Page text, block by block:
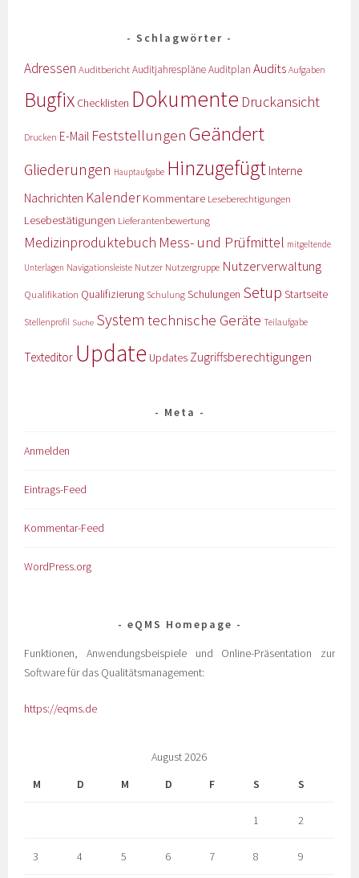
Schlagwörter
Adressen AuditberichtAuditjahrespläneAuditplan Audits Aufgaben
Bugfix Checklisten Dokumente Druckansicht
Drucken E-Mail Feststellungen Geändert
Gliederungen Hauptaufgabe Hinzugefügt Interne
Nachrichten KalenderKommentare Leseberechtigungen
Lesebestätigungen Lieferantenbewertung
Medizinproduktebuch Mess- und Prüfmittel mitgeltende
Unterlagen Navigationsleiste Nutzer Nutzergruppe Nutzerverwaltung
Qualifikation Qualifizierung Schulung Schulungen Setup Startseite
Stellenprofil Suche System technische Geräte Teilaufgabe
Texteditor Update Updates Zugriffsberechtigungen
Meta
Anmelden
Eintrags-Feed
Kommentar-Feed
WordPress.org
eQMS Homepage
Funktionen, Anwendungsbeispiele und Online-Präsentation zur
Software für das Qualitätsmanagement:
https://eqms.de
August 2026
M
D M D F S S
1 2
3 4 5 6 7 8 9